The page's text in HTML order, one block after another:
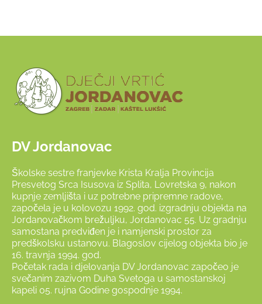
DV Jordanovac
Školske sestre franjevke Krista Kralja Provincija
Presvetog Srca Isusova iz Splita, Lovretska 9, nakon
kupnje zemljišta i uz potrebne pripremne radove,
započela je u kolovozu 1992. god. izgradnju objekta na
Jordanovačkom brežuljku, Jordanovac 55. Uz gradnju
samostana predviđen je i namjenski prostor za
predškolsku ustanovu. Blagoslov cijelog objekta bio je
16. travnja 1994. god.
Početak rada i djelovanja DV Jordanovac započeo je
svečanim zazivom Duha Svetoga u samostanskoj
kapeli 05. rujna Godine gospodnje 1994.